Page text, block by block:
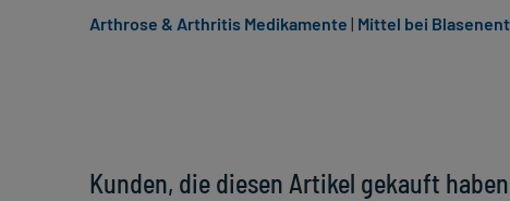
Kunden, die diesen Artikel gekauft
Arthrose & Arthritis Medikamente | Mittel bei